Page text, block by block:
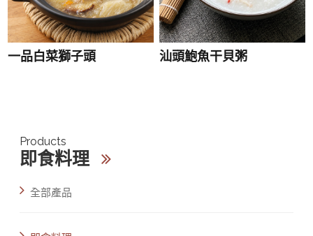
一品白菜獅子頭 汕頭鮑魚干貝粥
Products
即食料理
全部產品